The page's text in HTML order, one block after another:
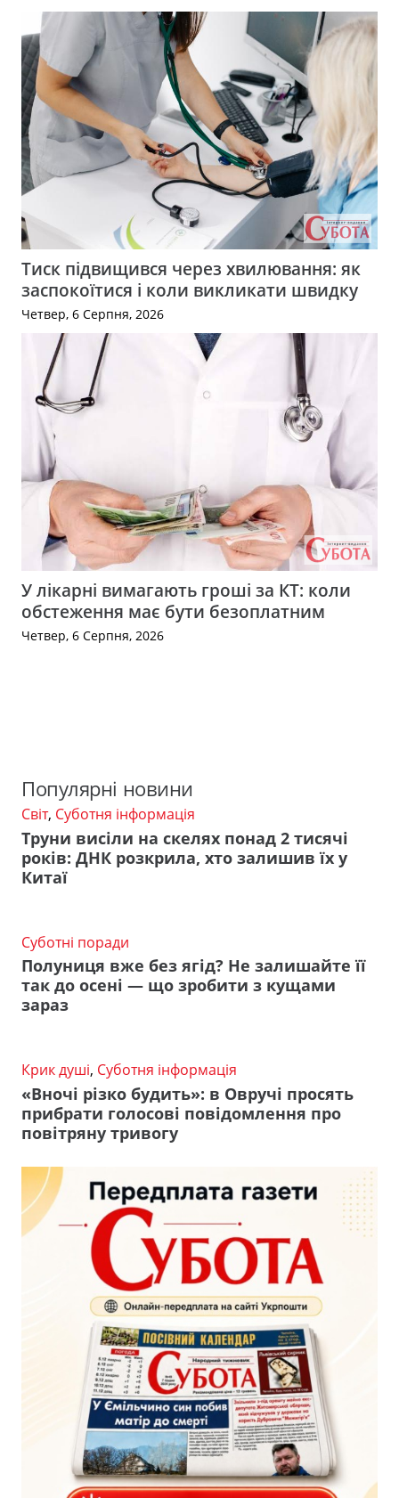
Тиск підвищився через хвилювання: як
заспокоїтися і коли викликати швидку
Четвер, 6 Серпня, 2026
У лікарні вимагають гроші за КТ: коли
обстеження має бути безоплатним
Четвер, 6 Серпня, 2026
Популярні новини
Світ, Суботня інформація
Труни висіли на скелях понад 2 тисячі
років: ДНК розкрила, хто залишив їх у
Китаї
Суботні поради
Полуниця вже без ягід? Не залишайте її
так до осені — що зробити з кущами
зараз
Крик душі, Суботня інформація
«Вночі різко будить»: в Овручі просять
прибрати голосові повідомлення про
повітряну тривогу